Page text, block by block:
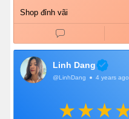
Shop đỉnh vãi
Linh Dang
@LinhDang 4 years ago